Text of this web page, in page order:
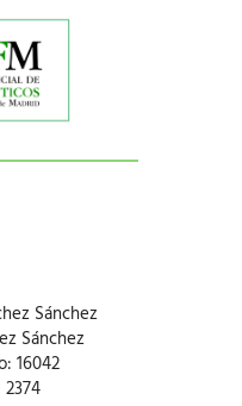
Sánchez
Sánchez
16042